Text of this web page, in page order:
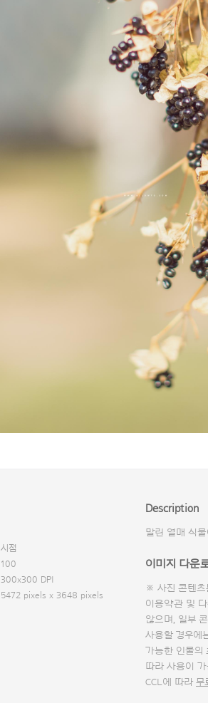
시점
100
300x300 DPI
5472 pixels x 3648 pixels
Description
말린 열매 식
이미지 다운
※ 사진 콘텐츠
이용약관 및
않으며, 일부
사용할 경우에
가능한 인물의
따라 사용이
CCL에 따라 무